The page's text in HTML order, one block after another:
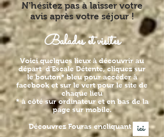
N'hésitez pas à laisser votre
avis après votre séjour !
Balades et visites
Voici quelques lieux à découvrir au
départ d'Escale Détente, cliquez sur
le bouton* bleu pour accéder à
facebook et sur le vert pour le site de
chaque lieu
* à côté sur ordinateur et en bas de la
page sur mobile.
Découvrez Fouras encliquant ici